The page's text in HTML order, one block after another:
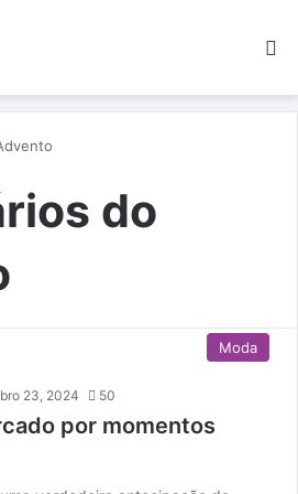
do
Moda
23, 2024 50
por momentos